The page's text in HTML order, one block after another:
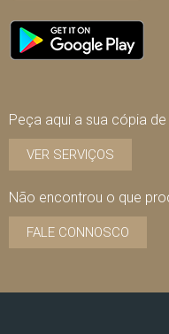
Peça aqui a sua cópia
VER SERVIÇOS
Não encontrou o que
FALE CONNOSCO